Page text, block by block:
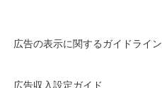
広告の表示に関するガイドライン
広告収入設定ガイド